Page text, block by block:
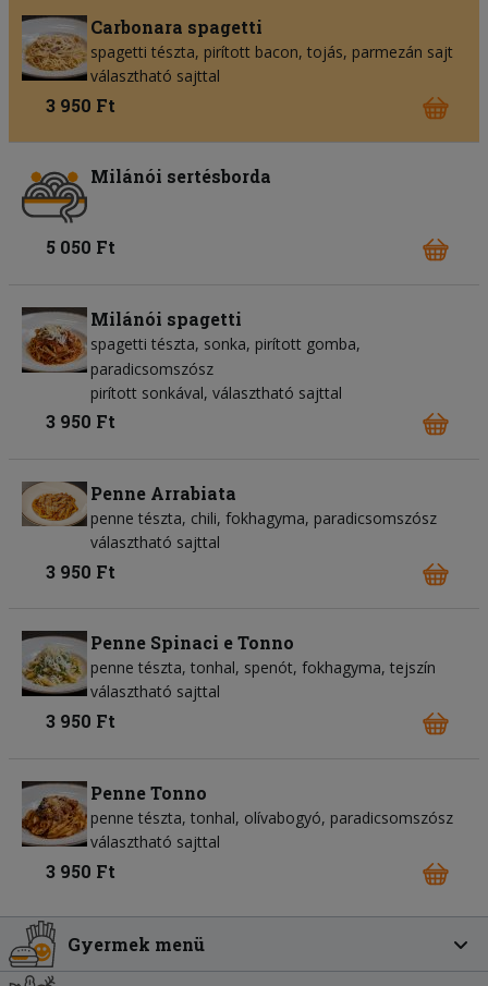
Carbonara spagetti
spagetti tészta pirított bacon tojás parmezán sajt
választható sajttal
3 950 Ft
Milánói sertésborda
5 050 Ft
Milánói spagetti
spagetti tészta sonka pirított gomba
paradicsomszósz
pirított sonkával, választható sajttal
3 950 Ft
Penne Arrabiata
penne tészta chili fokhagyma paradicsomszósz
választható sajttal
3 950 Ft
Penne Spinaci e Tonno
penne tészta tonhal spenót fokhagyma tejszín
választható sajttal
3 950 Ft
Penne Tonno
penne tészta tonhal olívabogyó paradicsomszósz
választható sajttal
3 950 Ft
Gyermek menü